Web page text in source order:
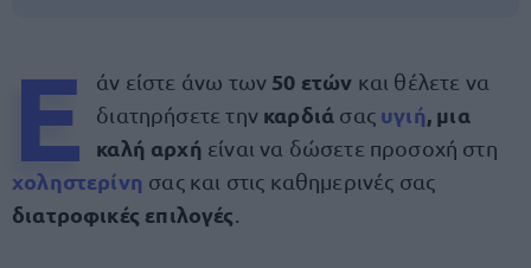
Ε άν είστε άνω των 50 ετών και θέλετε να
διατηρήσετε την καρδιά σας υγιή, μια
καλή αρχή είναι να δώσετε προσοχή στη
χοληστερίνη σας και στις καθημερινές σας
διατροφικές επιλογές